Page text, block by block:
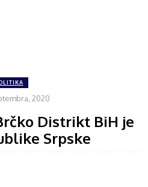
2020
Distrikt BiH je
Srpske